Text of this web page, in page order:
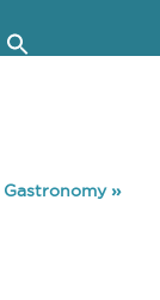
Gastronomy»